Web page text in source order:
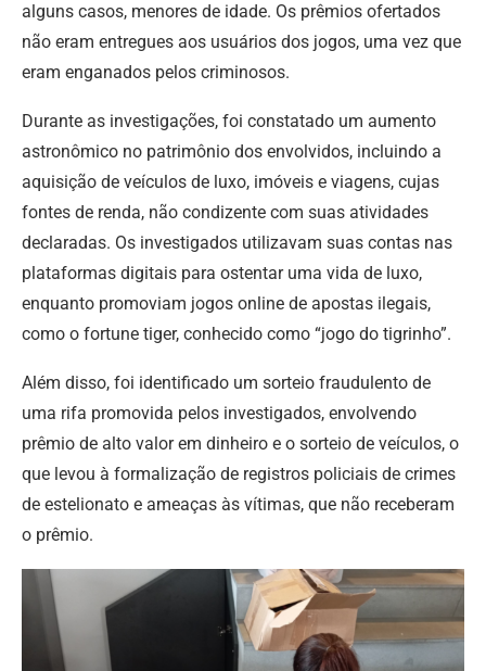
alguns casos, menores de idade. Os prêmios ofertados
não eram entregues aos usuários dos jogos, uma vez que
eram enganados pelos criminosos.
Durante as investigações, foi constatado um aumento
astronômico no patrimônio dos envolvidos, incluindo a
aquisição de veículos de luxo, imóveis e viagens, cujas
fontes de renda, não condizente com suas atividades
declaradas. Os investigados utilizavam suas contas nas
plataformas digitais para ostentar uma vida de luxo,
enquanto promoviam jogos online de apostas ilegais,
como o fortune tiger, conhecido como “jogo do tigrinho”.
Além disso, foi identificado um sorteio fraudulento de
uma rifa promovida pelos investigados, envolvendo
prêmio de alto valor em dinheiro e o sorteio de veículos, o
que levou à formalização de registros policiais de crimes
de estelionato e ameaças às vítimas, que não receberam
o prêmio.